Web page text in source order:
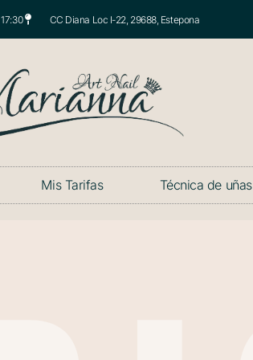
CC Diana Loc I-22, 29688, Estepona
Mis Tarifas Técnica de uñas